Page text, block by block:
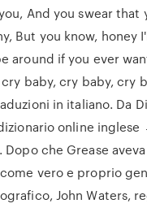
And you swear that
But you know, honey
around if you ever
baby, cry baby, cry
in italiano. Da
online
che Grease
vero e proprio
John Waters,